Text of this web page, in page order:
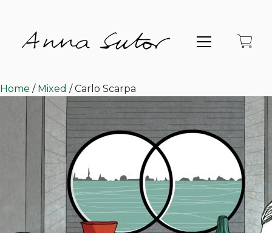
Home / Mixed / Carlo Scarpa